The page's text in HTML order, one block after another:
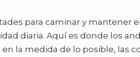
para caminar y mantener
diaria. Aquí es donde los
la medida de lo posible, las